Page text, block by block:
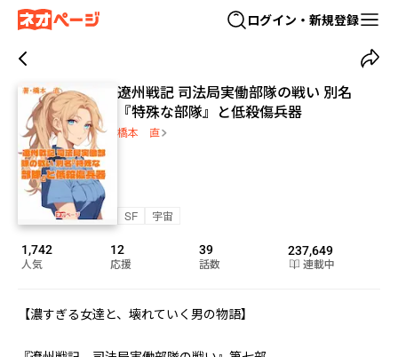
ログイン・新規登録
遼州戦記 司法局実働部隊の戦い 別名
『特殊な部隊』と低殺傷兵器
橋本 直
SF 宇宙
1,742
人気
12
応援
39
話数
237,649
連載中
【濃すぎる女達と、壊れていく男の物語】